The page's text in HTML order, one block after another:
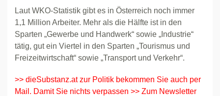
Laut WKO-Statistik gibt es in Österreich noch immer
1,1 Million Arbeiter. Mehr als die Hälfte ist in den
Sparten „Gewerbe und Handwerk“ sowie „Industrie“
tätig, gut ein Viertel in den Sparten „Tourismus und
Freizeitwirtschaft“ sowie „Transport und Verkehr“.
>> dieSubstanz.at zur Politik bekommen Sie auch per
Mail. Damit Sie nichts verpassen >> Zum Newsletter